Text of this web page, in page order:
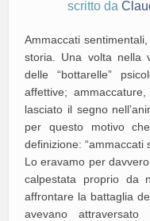
scritto da
Ammaccati
storia. Una volta nella
delle “bottarelle”
affettive;
lasciato il segno
per questo motivo
definizione: “ammaccati
Lo eravamo per
calpestata proprio da
affrontare la battaglia
avevano attraversato